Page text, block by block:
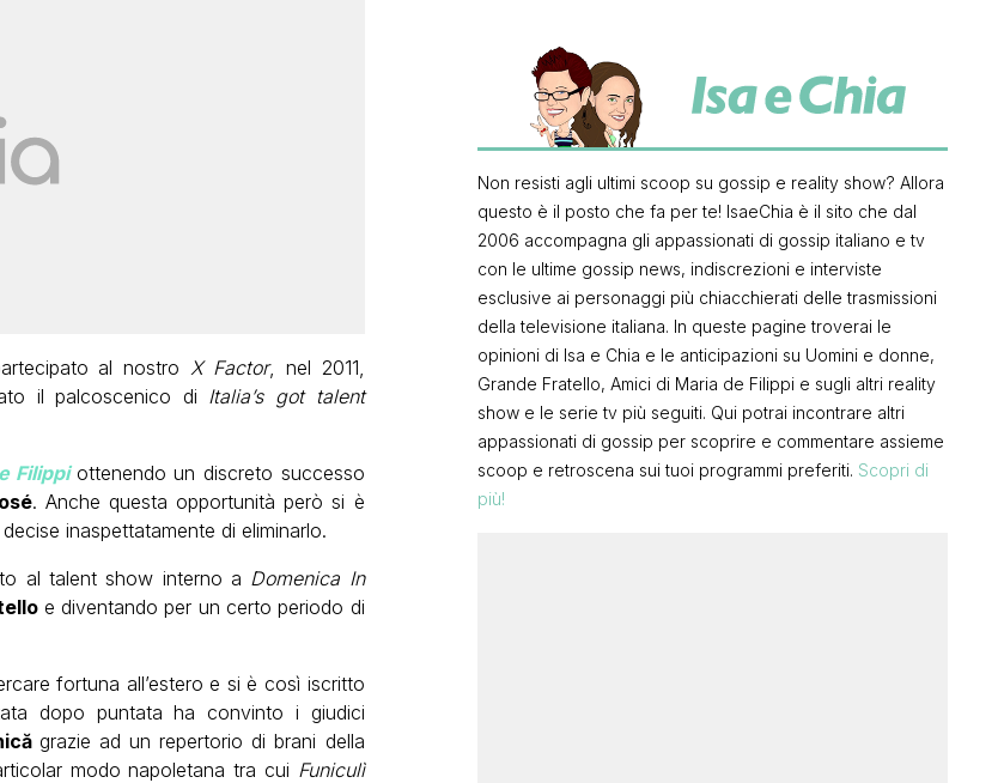
al nostro X Factor, nel 2011,
il palcoscenico di Italia’s got talent
Filippiottenendo un discreto successo
. Anche questa opportunità però si è
inaspettatamente di eliminarlo.
al talent show interno a Domenica In
e diventando per un certo periodo di
fortuna all’estero e si è così iscritto
dopo puntata ha convinto i giudici
grazie ad un repertorio di brani della
modo napoletana tra cui Funiculì
Non resisti agli ultimi scoop su gossip e reality show? Allora
questo è il posto che fa per te! IsaeChia è il sito che dal
2006 accompagna gli appassionati di gossip italiano e tv
con le ultime gossip news, indiscrezioni e interviste
esclusive ai personaggi più chiacchierati delle trasmissioni
della televisione italiana. In queste pagine troverai le
opinioni di Isa e Chia e le anticipazioni su Uomini e donne,
Grande Fratello, Amici di Maria de Filippi e sugli altri reality
show e le serie tv più seguiti. Qui potrai incontrare altri
appassionati di gossip per scoprire e commentare assieme
scoop e retroscena sui tuoi programmi preferiti. Scopri di
più!